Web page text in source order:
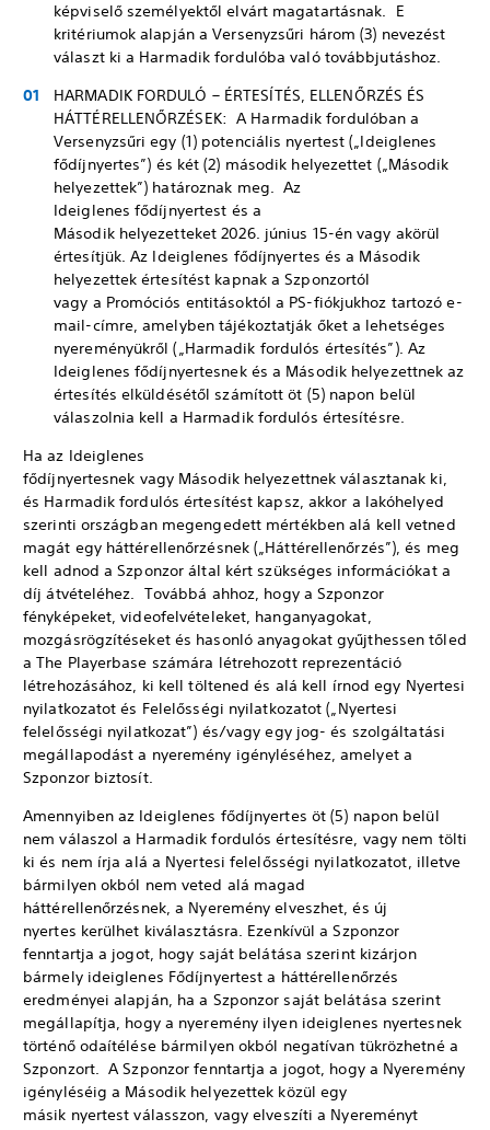
képviselő személyektől elvárt magatartásnak. E
kritériumok alapján a Versenyzsűri három (3) nevezést
választ ki a Harmadik fordulóba való továbbjutáshoz.
HARMADIK FORDULÓ – ÉRTESÍTÉS, ELLENŐRZÉS ÉS
HÁTTÉRELLENŐRZÉSEK: A Harmadik fordulóban a
Versenyzsűri egy (1) potenciális nyertest („Ideiglenes
fődíjnyertes”) és két (2) második helyezettet („Második
helyezettek”) határoznak meg. Az
Ideiglenes fődíjnyertest és a
Második helyezetteket 2026. június 15-én vagy akörül
értesítjük. Az Ideiglenes fődíjnyertes és a Második
helyezettek értesítést kapnak a Szponzortól
vagy a Promóciós entitásoktól a PS-fiókjukhoz tartozó e-
mail-címre, amelyben tájékoztatják őket a lehetséges
nyereményükről („Harmadik fordulós értesítés”). Az
Ideiglenes fődíjnyertesnek és a Második helyezettnek az
értesítés elküldésétől számított öt (5) napon belül
válaszolnia kell a Harmadik fordulós értesítésre.
Ha az Ideiglenes
fődíjnyertesnek vagy Második helyezettnek választanak ki,
és Harmadik fordulós értesítést kapsz, akkor a lakóhelyed
szerinti országban megengedett mértékben alá kell vetned
magát egy háttérellenőrzésnek („Háttérellenőrzés”), és meg
kell adnod a Szponzor által kért szükséges információkat a
díj átvételéhez. Továbbá ahhoz, hogy a Szponzor
fényképeket, videofelvételeket, hanganyagokat,
mozgásrögzítéseket és hasonló anyagokat gyűjthessen tőled
a The Playerbase számára létrehozott reprezentáció
létrehozásához, ki kell töltened és alá kell írnod egy Nyertesi
nyilatkozatot és Felelősségi nyilatkozatot („Nyertesi
felelősségi nyilatkozat”) és/vagy egy jog- és szolgáltatási
megállapodást a nyeremény igényléséhez, amelyet a
Szponzor biztosít.
Amennyiben az Ideiglenes fődíjnyertes öt (5) napon belül
nem válaszol a Harmadik fordulós értesítésre, vagy nem tölti
ki és nem írja alá a Nyertesi felelősségi nyilatkozatot, illetve
bármilyen okból nem veted alá magad
háttérellenőrzésnek, a Nyeremény elveszhet, és új
nyertes kerülhet kiválasztásra. Ezenkívül a Szponzor
fenntartja a jogot, hogy saját belátása szerint kizárjon
bármely ideiglenes Fődíjnyertest a háttérellenőrzés
eredményei alapján, ha a Szponzor saját belátása szerint
megállapítja, hogy a nyeremény ilyen ideiglenes nyertesnek
történő odaítélése bármilyen okból negatívan tükrözhetné a
Szponzort. A Szponzor fenntartja a jogot, hogy a Nyeremény
igényléséig a Második helyezettek közül egy
másik nyertest válasszon, vagy elveszíti a Nyereményt